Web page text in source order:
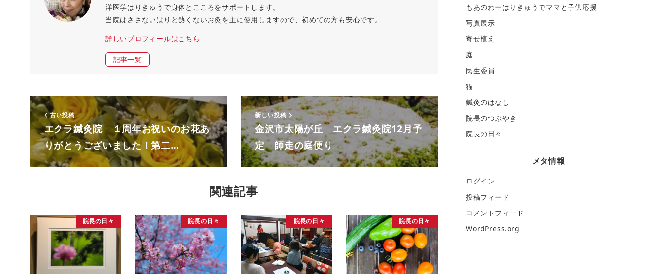
洋医学はりきゅうで身体とこころをサポートします。
当院はささないはりと熱くないお灸を主に使用しますので、初めての方も安心です。
詳しいプロフィールはこちら
記事一覧
古い投稿
エクラ鍼灸院 １周年お祝いのお花あ
りがとうございました！第二…
新しい投稿
金沢市太陽が丘 エクラ鍼灸院12月予
定 師走の庭便り
関連記事
院長の日々 院長の日々 院長の日々 院長の日々
もあのわーはりきゅうでママと子供応援
写真展示
寄せ植え
庭
民生委員
猫
鍼灸のはなし
院長のつぶやき
院長の日々
メタ情報
ログイン
投稿フィード
コメントフィード
WordPress.org